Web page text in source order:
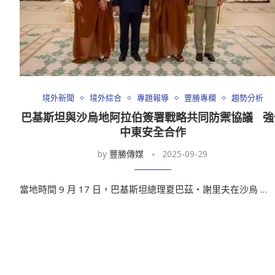
境外新聞 境外綜合 專題報導 豐勝專欄 趨勢分析
巴基斯坦與沙烏地阿拉伯簽署戰略共同防禦協議
中東安全合作
by 豐勝傳媒 2025-09-29
當地時間 9 月 17 日，巴基斯坦總理夏巴茲・謝里夫在沙烏 …